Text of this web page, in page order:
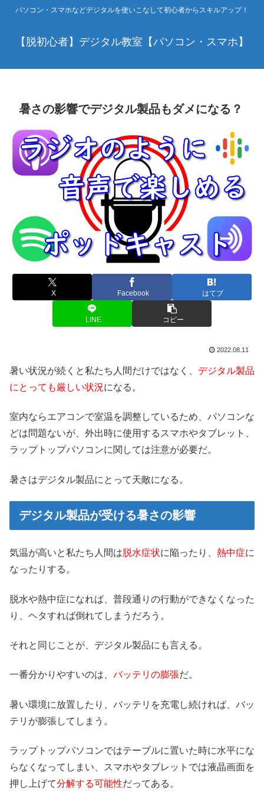
パソコン・スマホなどデジタルを使いこなして初心者からスキルアップ！
【脱初心者】デジタル教室【パソコン・スマホ】
暑さの影響でデジタル製品もダメになる？
X Facebook はてブ
LINE コピー
2022.08.11
暑い状況が続くと私たち人間だけではなく、 デジタル製品
にとっても厳しい状況になる。
室内ならエアコンで室温を調整しているため、パソコンな
どは問題ないが、外出時に使用するスマホやタブレット、
ラップトップパソコンに関しては注意が必要だ。
暑さはデジタル製品にとって天敵になる。
デジタル製品が受ける暑さの影響
気温が高いと私たち人間は脱水症状に陥ったり、 熱中症に
なったりする。
脱水や熱中症になれば、普段通りの行動ができなくなった
り、ヘタすれば倒れてしまうだろう。
それと同じことが、デジタル製品にも言える。
一番分かりやすいのは、 バッテリの膨張だ。
暑い環境に放置したり、バッテリを充電し続ければ、バッ
テリが膨張してしまう。
ラップトップパソコンではテーブルに置いた時に水平にな
らなくなってしまい、スマホやタブレットでは液晶画面を
押し上げて分解する可能性だってある。